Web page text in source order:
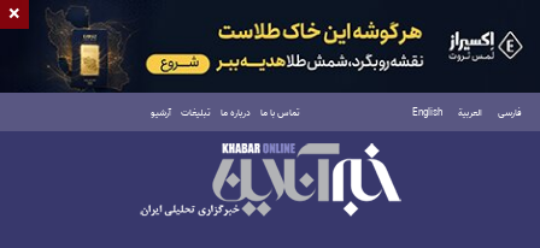
فارسی العربية English تماس با ما درباره ما تبلیغات آرشیو
یکشنبه ۱۸ مرداد ۱۴۰۵
×